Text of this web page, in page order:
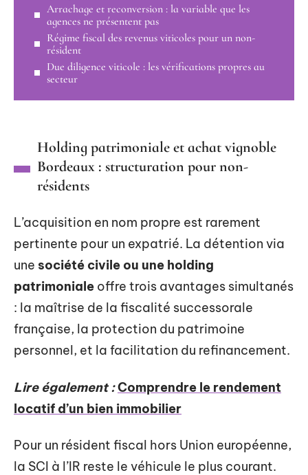
Arrachage et reconversion : la variable que les
agences ne présentent pas
Régime fiscal des revenus viticoles pour un non-
résident
Due diligence viticole : les vérifications propres au
secteur
Holding patrimoniale et achat vignoble
Bordeaux : structuration pour non-
résidents
L’acquisition en nom propre est rarement
pertinente pour un expatrié. La détention via
une société civile ou une holding
patrimoniale offre trois avantages simultanés
: la maîtrise de la fiscalité successorale
française, la protection du patrimoine
personnel, et la facilitation du refinancement.
Lire également :Comprendre le rendement
locatif d’un bien immobilier
Pour un résident fiscal hors Union européenne,
la SCI à l’IR reste le véhicule le plus courant.